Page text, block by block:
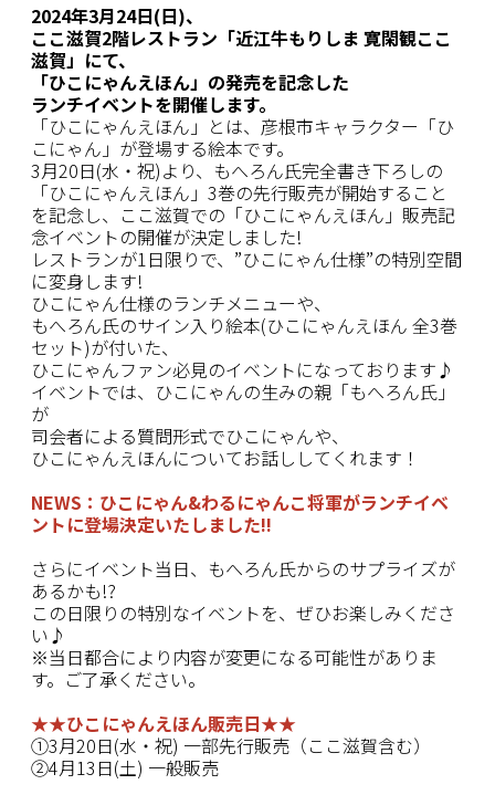
2024年3月24日(日)、
ここ滋賀2階レストラン「近江牛もりしま 寛閑観ここ
滋賀」にて、
「ひこにゃんえほん」の発売を記念した
ランチイベントを開催します。
「ひこにゃんえほん」とは、彦根市キャラクター「ひ
こにゃん」が登場する絵本です。
3月20日(水・祝)より、もへろん氏完全書き下ろしの
「ひこにゃんえほん」3巻の先行販売が開始すること
を記念し、ここ滋賀での「ひこにゃんえほん」販売記
念イベントの開催が決定しました!
レストランが1日限りで、”ひこにゃん仕様”の特別空間
に変身します!
ひこにゃん仕様のランチメニューや、
もへろん氏のサイン入り絵本(ひこにゃんえほん 全3巻
セット)が付いた、
ひこにゃんファン必見のイベントになっております♪
イベントでは、ひこにゃんの生みの親「もへろん氏」
が
司会者による質問形式でひこにゃんや、
ひこにゃんえほんについてお話ししてくれます！
NEWS：ひこにゃん&わるにゃんこ将軍がランチイベ
ントに登場決定いたしました!!
さらにイベント当日、もへろん氏からのサプライズが
あるかも!?
この日限りの特別なイベントを、ぜひお楽しみくださ
い♪
※当日都合により内容が変更になる可能性がありま
す。ご了承ください。
★★ひこにゃんえほん販売日★★
①3月20日(水・祝) 一部先行販売（ここ滋賀含む）
②4月13日(土) 一般販売